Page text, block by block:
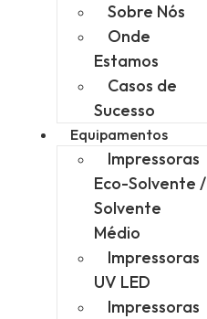
Sobre Nós
Onde
Estamos
Casos de
Sucesso
Equipamentos
Impressoras
Eco-Solvente /
Solvente
Médio
Impressoras
UV LED
Impressoras